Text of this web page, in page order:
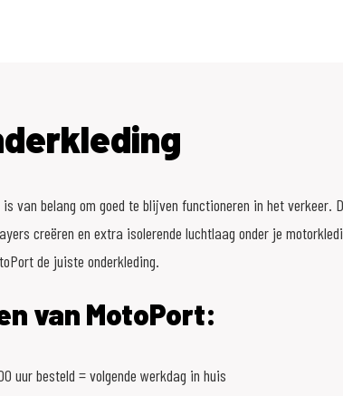
van belang om goed te blijven functioneren in het verkeer.
creëren en extra isolerende luchtlaag onder je
de juiste onderkleding.
van MotoPort:
uur besteld = volgende werkdag in huis